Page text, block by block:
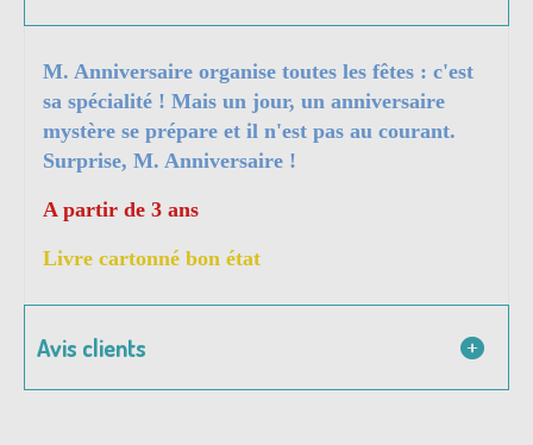
M. Anniversaire organise toutes les fêtes : c'est
sa spécialité ! Mais un jour, un anniversaire
mystère se prépare et il n'est pas au courant.
Surprise, M. Anniversaire !
A partir de 3 ans
Livre cartonné bon état
Avis clients